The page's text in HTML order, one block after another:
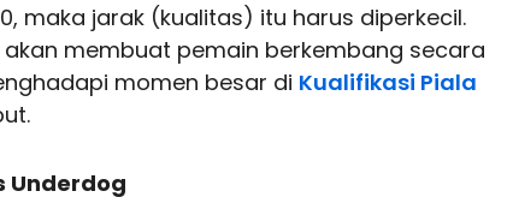
maka jarak (kualitas) itu harus diperkecil.
membuat pemain berkembang secara
momen besar di Kualifikasi Piala
Underdog